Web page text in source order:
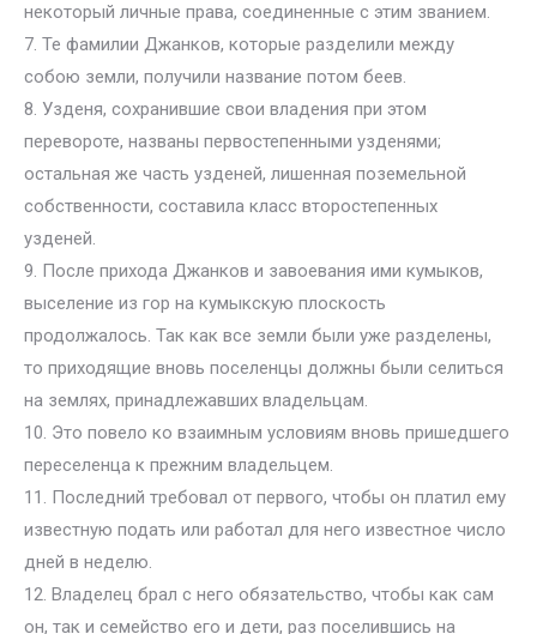
некоторый личные права, соединенные с этим званием.
7. Те фамилии Джанков, которые разделили между
собою земли, получили название потом беев.
8. Узденя, сохранившие свои владения при этом
перевороте, названы первостепенными узденями;
остальная же часть узденей, лишенная поземельной
собственности, составила класс второстепенных
узденей.
9. После прихода Джанков и завоевания ими кумыков,
выселение из гор на кумыкскую плоскость
продолжалось. Так как все земли были уже разделены,
то приходящие вновь поселенцы должны были селиться
на землях, принадлежавших владельцам.
10. Это повело ко взаимным условиям вновь пришедшего
переселенца к прежним владельцем.
11. Последний требовал от первого, чтобы он платил ему
известную подать или работал для него известное число
дней в неделю.
12. Владелец брал с него обязательство, чтобы как сам
он, так и семейство его и дети, раз поселившись на